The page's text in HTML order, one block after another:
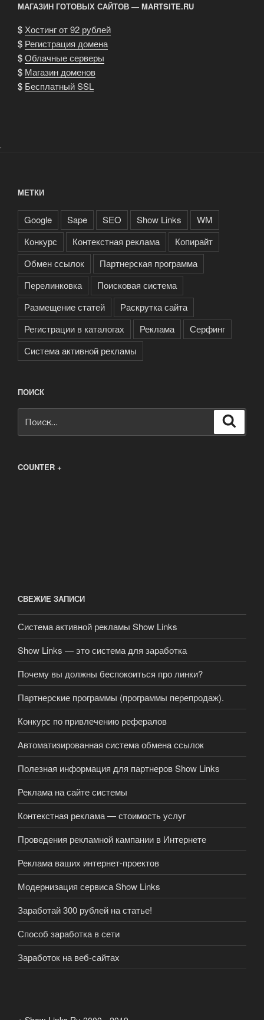
МАГАЗИН ГОТОВЫХ САЙТОВ — MARTSITE.RU
$ Хостинг от 92 рублей
$ Регистрация домена
$Облачные серверы
$ Магазин доменов
$ Бесплатный SSL
.
МЕТКИ
Google Sape SEO Show Links
WM
Конкурс
Контекстная реклама
Копирайт
Обмен ссылок
Партнерская программа
Перелинковка
Поисковая система
Размещение статей
Раскрутка сайта
Регистрации в каталогах
Реклама
Серфинг
Система активной рекламы
ПОИСК
COUNTER +
СВЕЖИЕ ЗАПИСИ
Система активной рекламы Show Links
Show Links — это система для заработка
Почему вы должны беспокоиться про линки?
Партнерские программы (программы перепродаж).
Конкурс по привлечению рефералов
Автоматизированная система обмена ссылок
Полезная информация для партнеров Show Links
Реклама на сайте системы
Контекстная реклама — стоимость услуг
Проведения рекламной кампании в Интернете
Реклама ваших интернет-проектов
Модернизация сервиса Show Links
Заработай 300 рублей на статье!
Способ заработка в сети
Заработок на веб-сайтах